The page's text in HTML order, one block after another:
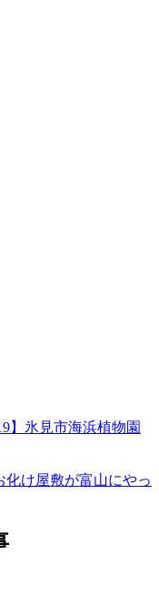
】氷見市海浜植物園
化け屋敷が富山にやっ